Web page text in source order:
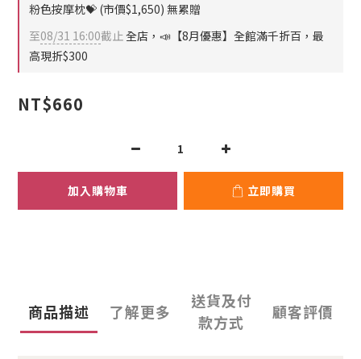
粉色按摩枕💝 (市價$1,650) 無累贈
至08/31 16:00截止全店，📣【8月優惠】全館滿千折百，最
高現折$300
NT$660
加入購物車 立即購買
商品描述 了解更多
送貨及付
款方式
顧客評價